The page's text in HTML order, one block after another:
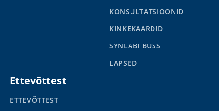
KONSULTATSIOONID
KINKEKAARDID
SYNLABI BUSS
LAPSED
Ettevõttest
ETTEVÕTTEST